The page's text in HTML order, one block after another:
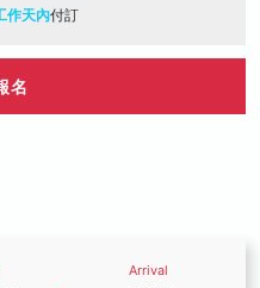
作天內付訂
名
Arrival